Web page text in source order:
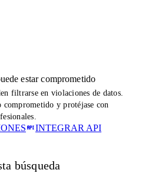
estar comprometido
filtrarse en violaciones de datos.
y protéjase con
INTEGRAR API
búsqueda